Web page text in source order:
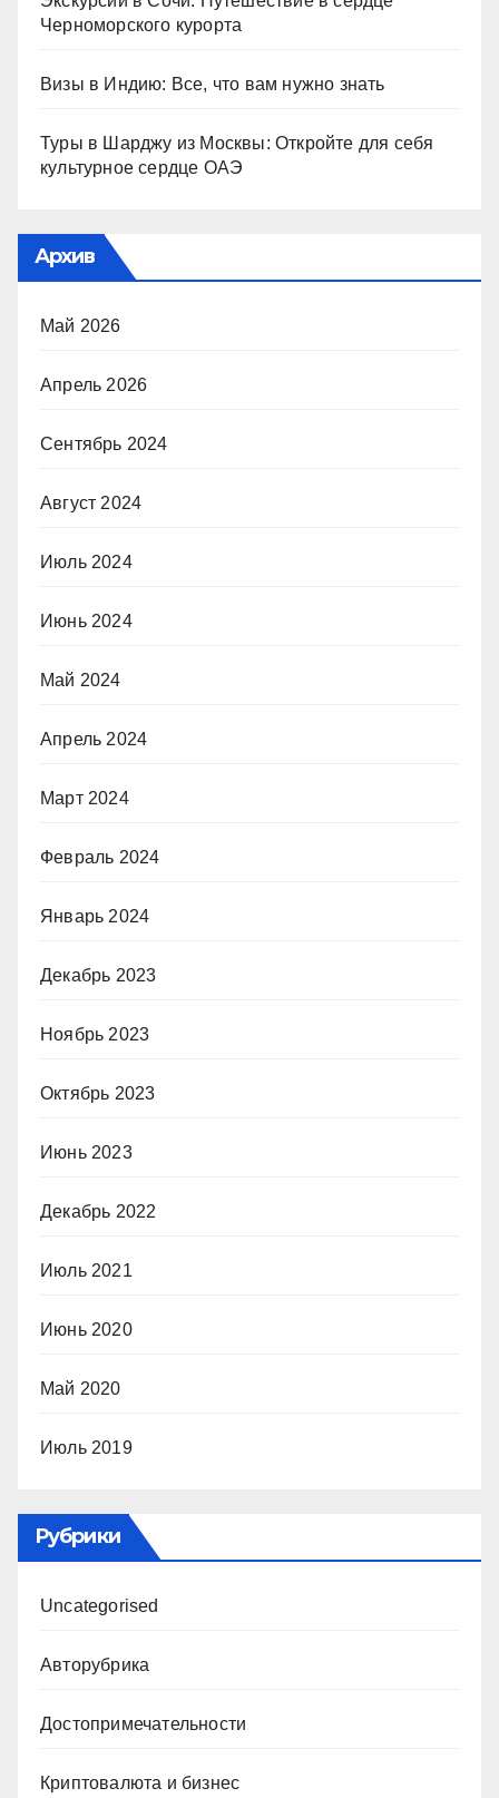
Черноморского курорта
Визы в Индию: Все, что вам нужно знать
Туры в Шарджу из Москвы: Откройте для себя
культурное сердце ОАЭ
Архив
Май 2026
Апрель 2026
Сентябрь 2024
Август 2024
Июль 2024
Июнь 2024
Май 2024
Апрель 2024
Март 2024
Февраль 2024
Январь 2024
Декабрь 2023
Ноябрь 2023
Октябрь 2023
Июнь 2023
Декабрь 2022
Июль 2021
Июнь 2020
Май 2020
Июль 2019
Рубрики
Uncategorised
Авторубрика
Достопримечательности
Криптовалюта и бизнес